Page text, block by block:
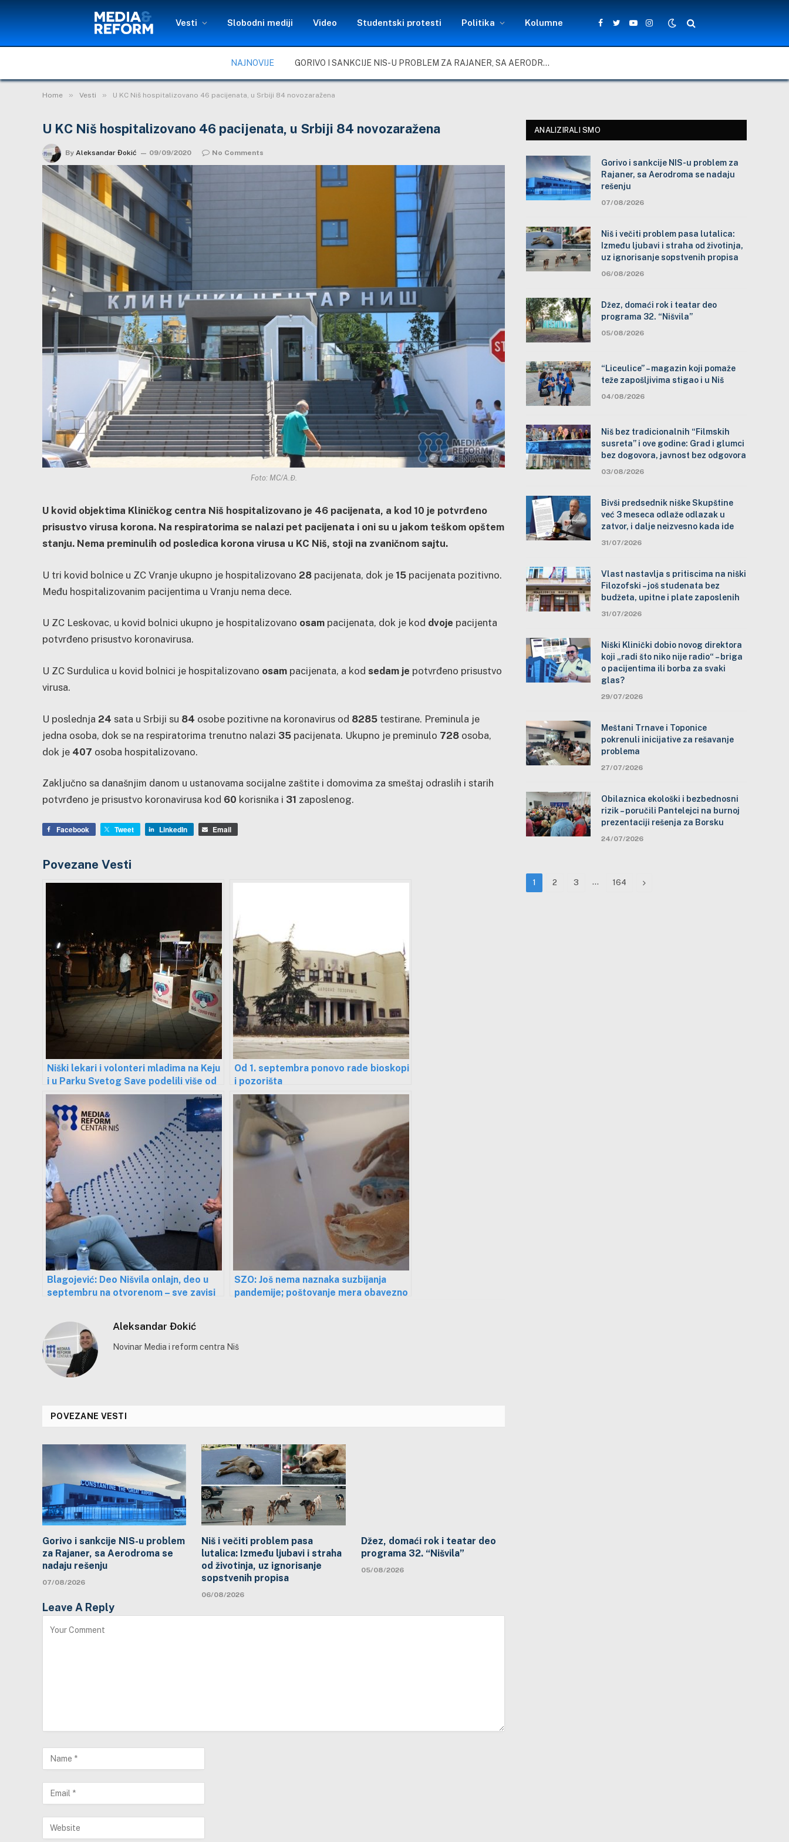
Vesti Slobodni mediji Video Studentski protesti Politika Kolumne
Facebook
TwitterYouTubeInstagram
NAJNOVIJE GORIVO I SANKCIJE NIS-U PROBLEM ZA RAJANER, SA AERODROMA SE NADAJU REŠENJU
Home » Vesti » U KC Niš hospitalizovano 46 pacijenata, u Srbiji 84 novozaražena
U KC Niš hospitalizovano 46 pacijenata, u Srbiji 84 novozaražena
By Aleksandar Đokić 09/09/2020 No Comments
Foto: MC/A.Đ.
U kovid objektima Kliničkog centra Niš hospitalizovano je 46 pacijenata, a kod 10 je potvrđeno
prisustvo virusa korona. Na respiratorima se nalazi pet pacijenata i oni su u jakom teškom opštem
stanju. Nema preminulih od posledica korona virusa u KC Niš, stoji na zvaničnom sajtu.
U tri kovid bolnice u ZC Vranje ukupno je hospitalizovano 28 pacijenata, dok je 15 pacijenata pozitivno.
Među hospitalizovanim pacijentima u Vranju nema dece.
U ZC Leskovac, u kovid bolnici ukupno je hospitalizovano osam pacijenata, dok je kod dvoje pacijenta
potvrđeno prisustvo koronavirusa.
U ZC Surdulica u kovid bolnici je hospitalizovano osam pacijenata, a kod sedam je potvrđeno prisustvo
virusa.
U poslednja 24 sata u Srbiji su 84 osobe pozitivne na koronavirus od 8285 testirane. Preminula je
jedna osoba, dok se na respiratorima trenutno nalazi 35 pacijenata. Ukupno je preminulo 728 osoba,
dok je 407 osoba hospitalizovano.
Zaključno sa današnjim danom u ustanovama socijalne zaštite i domovima za smeštaj odraslih i starih
potvrđeno je prisustvo koronavirusa kod 60 korisnika i 31 zaposlenog.
Facebook Tweet LinkedIn Email
Povezane Vesti
Niški lekari i volonteri mladima na Keju
i u Parku Svetog Save podelili više od
1000 maski
Od 1. septembra ponovo rade bioskopi
i pozorišta
Blagojević: Deo Nišvila onlajn, deo u
septembru na otvorenom – sve zavisi
SZO: Još nema naznaka suzbijanja
pandemije; poštovanje mera obavezno
Aleksandar Đokić
Novinar Media i reform centra Niš
POVEZANE VESTI
Gorivo i sankcije NIS-u problem
za Rajaner, sa Aerodroma se
nadaju rešenju
07/08/2026
Niš i večiti problem pasa
lutalica: Između ljubavi i straha
od životinja, uz ignorisanje
sopstvenih propisa
06/08/2026
Džez, domaći rok i teatar deo
programa 32. “Nišvila”
05/08/2026
Leave A Reply
ANALIZIRALI SMO
Gorivo i sankcije NIS-u problem za
Rajaner, sa Aerodroma se nadaju
rešenju
07/08/2026
Niš i večiti problem pasa lutalica:
Između ljubavi i straha od životinja,
uz ignorisanje sopstvenih propisa
06/08/2026
Džez, domaći rok i teatar deo
programa 32. “Nišvila”
05/08/2026
“Liceulice” – magazin koji pomaže
teže zapošljivima stigao i u Niš
04/08/2026
Niš bez tradicionalnih “Filmskih
susreta” i ove godine: Grad i glumci
bez dogovora, javnost bez odgovora
03/08/2026
Bivši predsednik niške Skupštine
već 3 meseca odlaže odlazak u
zatvor, i dalje neizvesno kada ide
31/07/2026
Vlast nastavlja s pritiscima na niški
Filozofski – još studenata bez
budžeta, upitne i plate zaposlenih
31/07/2026
Niški Klinički dobio novog direktora
koji „radi što niko nije radio“ – briga
o pacijentima ili borba za svaki
glas?
29/07/2026
Meštani Trnave i Toponice
pokrenuli inicijative za rešavanje
problema
27/07/2026
Obilaznica ekološki i bezbednosni
rizik – poručili Pantelejci na burnoj
prezentaciji rešenja za Borsku
24/07/2026
1 2 3 … 164 Next